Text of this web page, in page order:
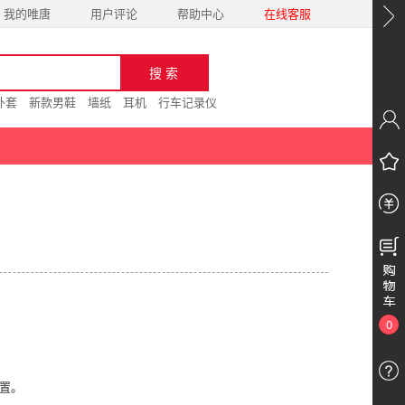
我的唯唐 用户评论 帮助中心 在线客服
套 新款男鞋 墙纸 耳机 行车记录仪
。
0